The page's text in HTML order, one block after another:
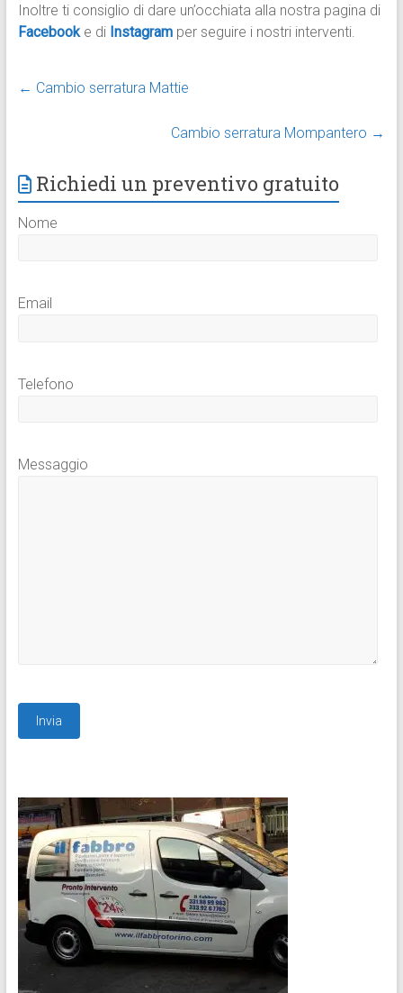
Inoltre ti consiglio di dare un’occhiata alla nostra pagina di
Facebook e di Instagram per seguire i nostri interventi.
← Cambio serratura Mattie
Cambio serratura Mompantero →
Richiedi un preventivo gratuito
Nome
Email
Telefono
Messaggio